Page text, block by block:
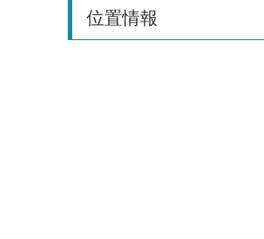
位置情報